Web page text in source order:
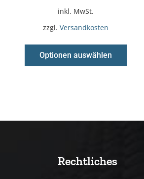
inkl. MwSt.
zzgl. Versandkosten
Optionen auswählen
Rechtliches